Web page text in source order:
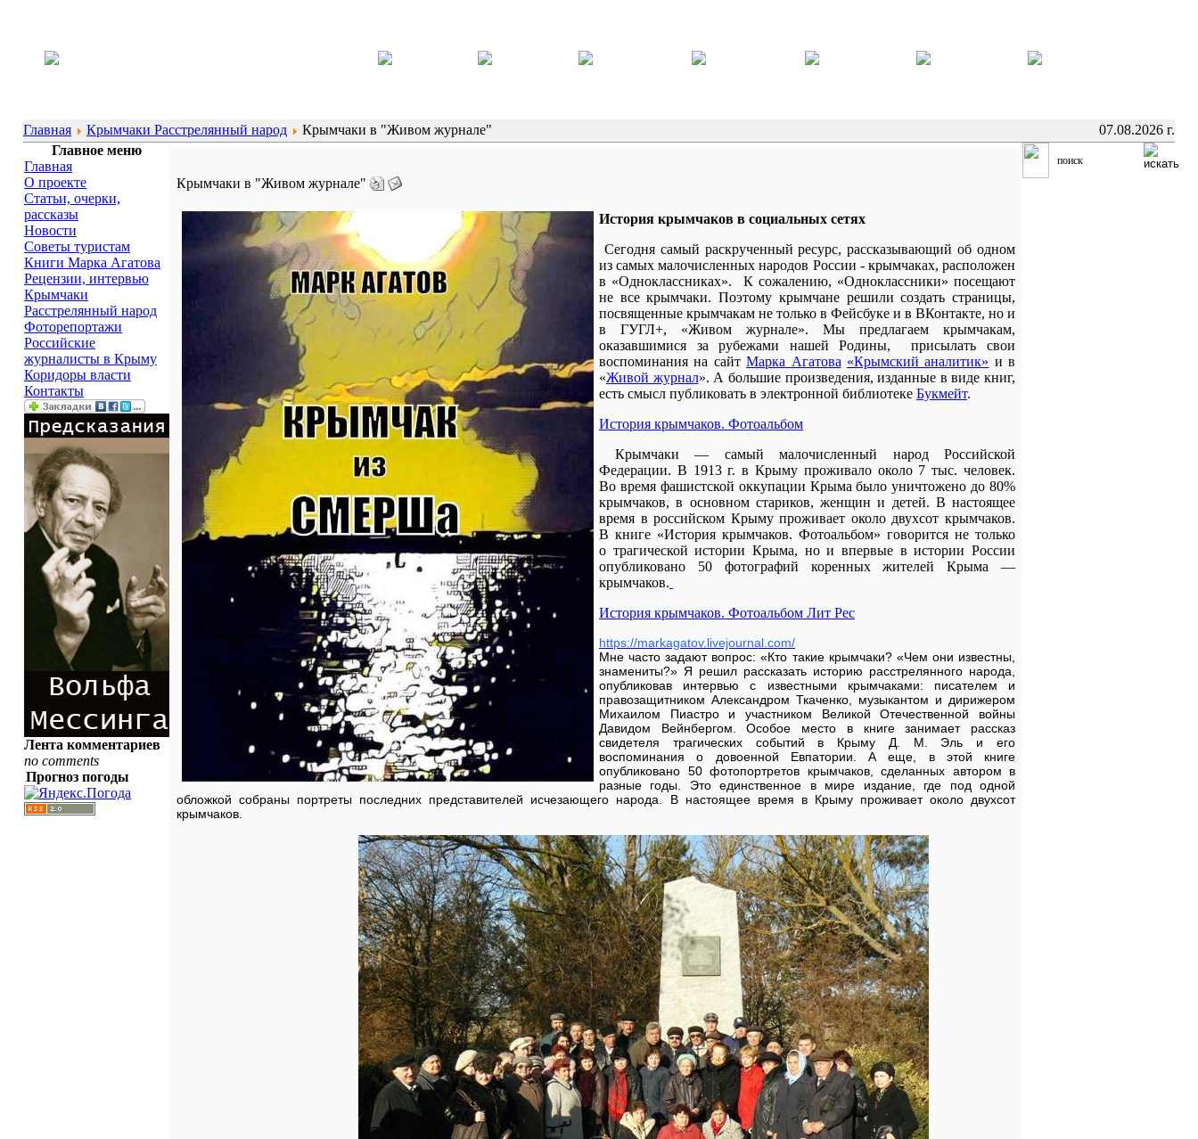
Главная Крымчаки Расстрелянный народ Крымчаки в "Живом журнале"
07.08.2026 г.
Главное меню
Главная
О проекте
Статьи, очерки,
рассказы
Новости
Советы туристам
Книги Марка Агатова
Рецензии, интервью
Крымчаки
Расстрелянный народ
Фоторепортажи
Российские
журналисты в Крыму
Коридоры власти
Контакты
Лента комментариев
no comments
Прогноз погоды
Крымчаки в "Живом журнале"
История крымчаков в социальных сетях
Сегодня самый раскрученный ресурс, рассказывающий об одном
из самых малочисленных народов России - крымчаках, расположен
в «Одноклассниках». К сожалению, «Одноклассники» посещают
не все крымчаки. Поэтому крымчане решили создать страницы,
посвященные крымчакам не только в Фейсбуке и в ВКонтакте, но и
в ГУГЛ+, «Живом журнале». Мы предлагаем крымчакам,
оказавшимися за рубежами нашей Родины, присылать свои
воспоминания на сайтМарка Агатова «Крымский аналитик» и в
«Живой журнал». А большие произведения, изданные в виде книг,
есть смысл публиковать в электронной библиотеке Букмейт.
История крымчаков. Фотоальбом
Крымчаки — самый малочисленный народ Российской
Федерации. В 1913 г. в Крыму проживало около 7 тыс. человек.
Во время фашистской оккупации Крыма было уничтожено до 80%
крымчаков, в основном стариков, женщин и детей. В настоящее
время в российском Крыму проживает около двухсот крымчаков.
В книге «История крымчаков. Фотоальбом» говорится не только
о трагической истории Крыма, но и впервые в истории России
опубликовано 50 фотографий коренных жителей Крыма —
крымчаков.
История крымчаков. Фотоальбом Лит Рес
https://markagatov.livejournal.com/
Мне часто задают вопрос: «Кто такие крымчаки? «Чем они известны,
знамениты?» Я решил рассказать историю расстрелянного народа,
опубликовав интервью с известными крымчаками: писателем и
правозащитником Александром Ткаченко, музыкантом и дирижером
Михаилом Пиастро и участником Великой Отечественной войны
Давидом Вейнбергом. Особое место в книге занимает рассказ
свидетеля трагических событий в Крыму Д. М. Эль и его
воспоминания о довоенной Евпатории. А еще, в этой книге
опубликовано 50 фотопортретов крымчаков, сделанных автором в
разные годы. Это единственное в мире издание, где под одной
обложкой собраны портреты последних представителей исчезающего народа. В настоящее время в Крыму проживает около двухсот
крымчаков.